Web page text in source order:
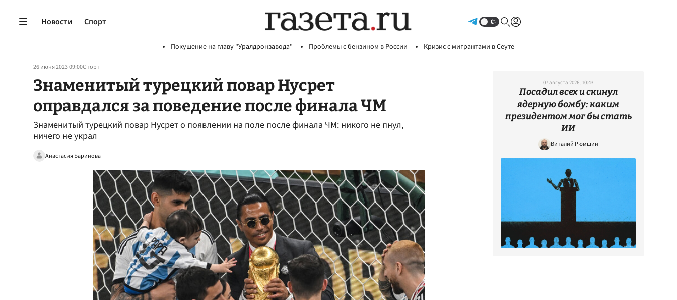
Новости Спорт
Покушение на главу "Уралдронзавода" Проблемы с бензином в России Кризис с мигрантами в Сеуте
26 июня 2023 09:00Спорт
Знаменитый турецкий повар Нусрет
оправдался за поведение после финала ЧМ
Знаменитый турецкий повар Нусрет о появлении на поле после финала ЧМ: никого не пнул,
ничего не украл
Анастасия Баринова
07 августа 2026, 10:43
Посадил всех и скинул
ядерную бомбу: каким
президентом мог бы стать
ИИ
Виталий Рюмшин